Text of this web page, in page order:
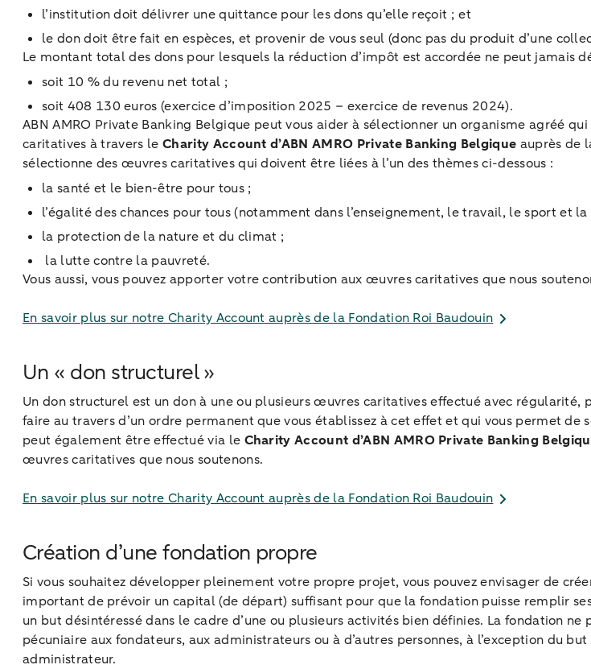
l’institution doit délivrer une quittance pour les dons qu’elle reçoit ; et
le don doit être fait en espèces, et provenir de vous seul (donc pas du produit d’une
Le montant total des dons pour lesquels la réduction d’impôt est accordée ne peut jamais
soit 10 % du revenu net total ;
soit 408 130 euros (exercice d’imposition 2025 – exercice de revenus 2024).
ABN AMRO Private Banking Belgique peut vous aider à sélectionner un organisme agréé
caritatives à travers leCharity Account d’ABN AMRO Private Banking Belgique auprès de
sélectionne des œuvres caritatives qui doivent être liées à l’un des thèmes ci-dessous :
la santé et le bien-être pour tous ;
l’égalité des chances pour tous (notamment dans l’enseignement, le travail, le sport et la
la protection de la nature et du climat ;
la lutte contre la pauvreté.
Vous aussi, vous pouvez apporter votre contribution aux œuvres caritatives que nous
En savoir plus sur notre Charity Account auprès de la Fondation Roi Baudouin
Un « don structurel »
Un don structurel est un don à une ou plusieurs œuvres caritatives effectué avec
faire au travers d’un ordre permanent que vous établissez à cet effet et qui vous permet
peut également être effectué via le Charity Account d’ABN AMRO Private Banking
œuvres caritatives que nous soutenons.
En savoir plus sur notre Charity Account auprès de la Fondation Roi Baudouin
Création d’une fondation propre
Si vous souhaitez développer pleinement votre propre projet, vous pouvez envisager de
important de prévoir un capital (de départ) suffisant pour que la fondation puisse remplir
un but désintéressé dans le cadre d’une ou plusieurs activités bien définies. La fondation
pécuniaire aux fondateurs, aux administrateurs ou à d’autres personnes, à l’exception du
administrateur.